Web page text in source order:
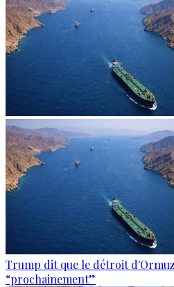
Trump dit que le détroit
“prochainement”